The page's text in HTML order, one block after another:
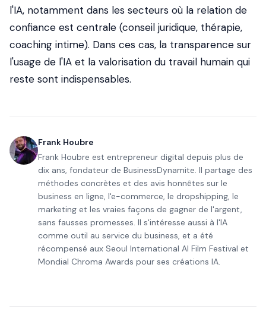
l'IA, notamment dans les secteurs où la relation de
confiance est centrale (conseil juridique, thérapie,
coaching intime). Dans ces cas, la transparence sur
l'usage de l'IA et la valorisation du travail humain qui
reste sont indispensables.
Frank Houbre
Frank Houbre est entrepreneur digital depuis plus de
dix ans, fondateur de BusinessDynamite. Il partage des
méthodes concrètes et des avis honnêtes sur le
business en ligne, l'e-commerce, le dropshipping, le
marketing et les vraies façons de gagner de l'argent,
sans fausses promesses. Il s'intéresse aussi à l'IA
comme outil au service du business, et a été
récompensé aux Seoul International AI Film Festival et
Mondial Chroma Awards pour ses créations IA.